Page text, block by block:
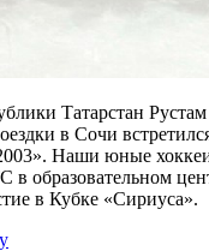
Татарстан
в Сочи
Наши юные
в образовательном
в Кубке «Сириуса».